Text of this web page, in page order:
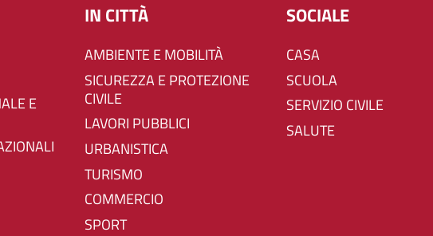
IN CITTÀ
AMBIENTE E MOBILITÀ
SICUREZZA E PROTEZIONE
CIVILE
LAVORI PUBBLICI
URBANISTICA
TURISMO
COMMERCIO
SPORT
SOCIALE
CASA
SCUOLA
SERVIZIO CIVILE
SALUTE